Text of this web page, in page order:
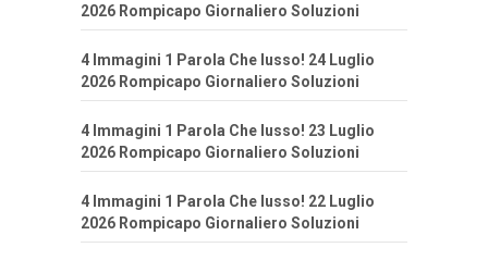
2026 Rompicapo Giornaliero Soluzioni
4 Immagini 1 Parola Che lusso! 24 Luglio
2026 Rompicapo Giornaliero Soluzioni
4 Immagini 1 Parola Che lusso! 23 Luglio
2026 Rompicapo Giornaliero Soluzioni
4 Immagini 1 Parola Che lusso! 22 Luglio
2026 Rompicapo Giornaliero Soluzioni